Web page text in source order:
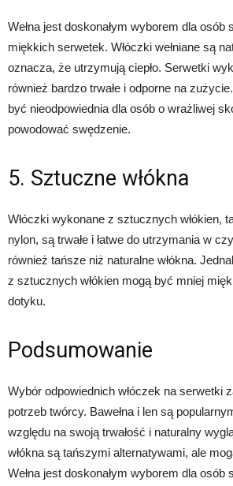
Wełna jest doskonałym wyborem dla osób
miękkich serwetek. Włóczki wełniane są
oznacza, że utrzymują ciepło. Serwetki
również bardzo trwałe i odporne na
być nieodpowiednia dla osób o wrażliwej
powodować swędzenie.
5. Sztuczne włókna
Włóczki wykonane z sztucznych włókien,
nylon, są trwałe i łatwe do utrzymania w
również tańsze niż naturalne włókna.
z sztucznych włókien mogą być mniej
dotyku.
Podsumowanie
Wybór odpowiednich włóczek na serwetki
potrzeb twórcy. Bawełna i len są
względu na swoją trwałość i naturalny
włókna są tańszymi alternatywami, ale
Wełna jest doskonałym wyborem dla osób